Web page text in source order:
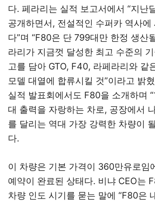
다. 페라리는 실적 보고서에서 “지난
공개하면서, 전설적인 수퍼카 역사에
다”며 “F80은 단 799대만 한정 생산
라리가 지금껏 달성한 최고 수준의
고를 담아 GTO, F40, 라페라리와 같
모델 대열에 합류시킬 것”이라고 밝
실적 발표회에서도 F80을 소개하며
대 출력을 자랑하는 차로, 공장에서
를 달리는 역대 가장 강력한 차량이
다.
이 차량은 기본 가격이 360만유로임
예약이 완료된 상태다. 비냐 CEO는
차량 인도 시기를 묻는 말에 “F80은